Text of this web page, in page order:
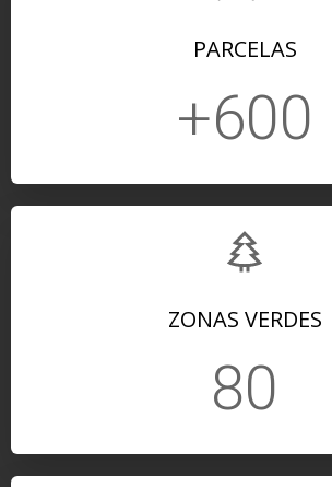
PARCELAS
+600
ZONAS VERDES
80